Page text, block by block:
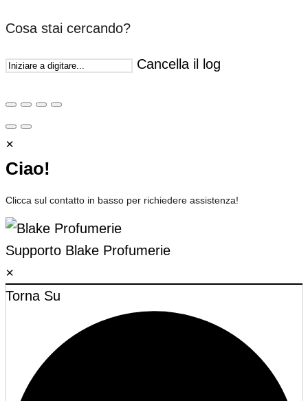
Cosa stai cercando?
Cancella il log
×
Ciao!
Clicca sul contatto in basso per richiedere assistenza!
Supporto Blake Profumerie
×
Torna Su